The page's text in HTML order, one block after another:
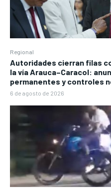
Regional
Autoridades cierran filas
la vía Arauca–Caracol:
permanentes y controles
6 de agosto de 2026